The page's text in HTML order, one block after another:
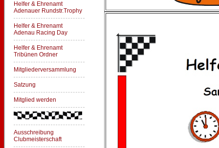
Helfer & Ehrenamt
Adenauer Rundstr.Trophy
Helfer & Ehrenamt
Adenau Racing Day
Helfer & Ehrenamt
Tribünen Ordner
Mitgliederversammlung
Satzung
Mitglied werden
Ausschreibung
Clubmeisterschaft